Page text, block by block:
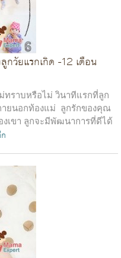
กวัยแรกเกิด -12 เดือน
ราบหรือไม่ วินาทีแรกที่ลูก
ยนอกท้องแม่ ลูกรักของคุณ
งเขา ลูกจะมีพัฒนาการที่ดีได้